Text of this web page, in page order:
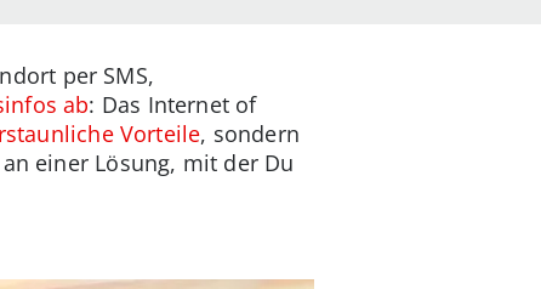
per SMS,
ab: Das Internet of
Vorteile, sondern
einer Lösung, mit der Du